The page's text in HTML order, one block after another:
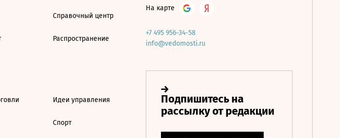
Справочный центр
Распространение
Идеи управления
Спорт
На карте
+7 495 956-34-58
info@vedomosti.ru